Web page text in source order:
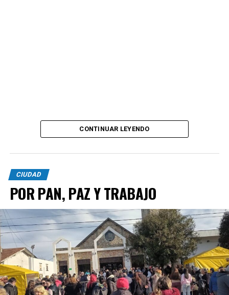
CONTINUAR LEYENDO
CIUDAD
POR PAN, PAZ Y TRABAJO